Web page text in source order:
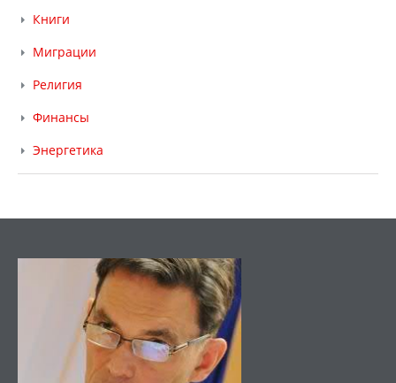
Книги
Миграции
Религия
Финансы
Энергетика